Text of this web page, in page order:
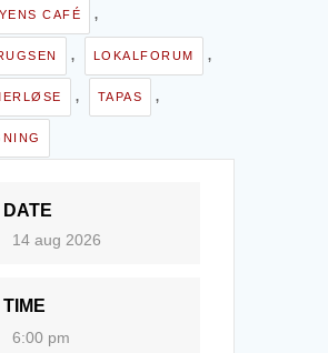
CAFÉ ,
, LOKALFORUM ,
, TAPAS ,
DATE
14 aug 2026
TIME
6:00 pm